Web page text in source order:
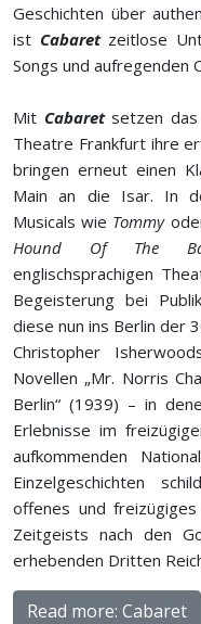
Geschichten über
ist Cabaret zeitlose
Songs und aufregenden
Mit Cabaret setzen
Theatre Frankfurt ihre
bringen erneut einen
Main an die Isar. In
Musicals wie Tommy
Hound Of The
englischsprachigen
Begeisterung bei
diese nun ins Berlin der
Christopher
Novellen „Mr. Norris
Berlin“ (1939) – in
Erlebnisse im
aufkommenden
Einzelgeschichten
offenes und
Zeitgeists nach den
erhebenden Dritten
Read more: Cabaret